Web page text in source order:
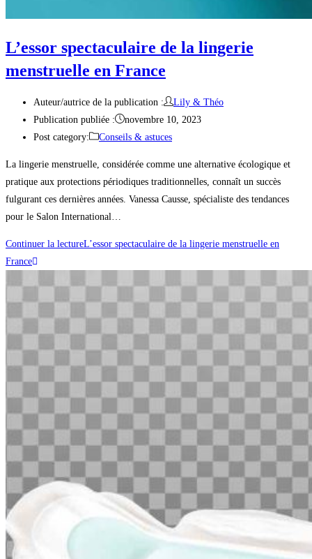
L’essor spectaculaire de la lingerie
menstruelle en France
Auteur/autrice de la publication :
Lily & Théo
Publication publiée :
novembre 10, 2023
Post category:
Conseils & astuces
La lingerie menstruelle, considérée comme une alternative écologique et
pratique aux protections périodiques traditionnelles, connaît un succès
fulgurant ces dernières années. Vanessa Causse, spécialiste des tendances
pour le Salon International…
Continuer la lectureL’essor spectaculaire de la lingerie menstruelle en
France